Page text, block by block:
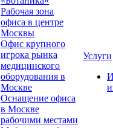
Рабочая зона
офиса в центре
Москвы
Офис крупного
игрока рынка
медицинского
оборудования в
Москве
Оснащение офиса
в Москве
рабочими местами
Услуги